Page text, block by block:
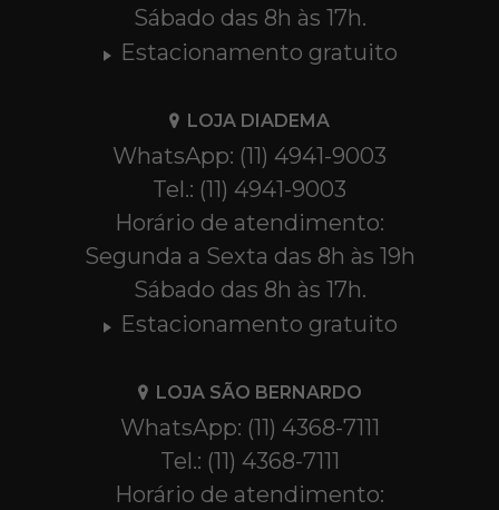
Sábado das 8h às 17h.
Estacionamento gratuito
LOJA DIADEMA
WhatsApp: (11) 4941-9003
Tel.: (11) 4941-9003
Horário de atendimento:
Segunda a Sexta das 8h às 19h
Sábado das 8h às 17h.
Estacionamento gratuito
LOJA SÃO BERNARDO
WhatsApp: (11) 4368-7111
Tel.: (11) 4368-7111
Horário de atendimento: